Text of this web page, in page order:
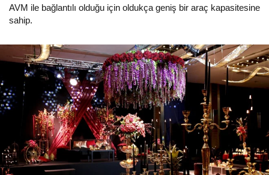
AVM ile bağlantılı olduğu için oldukça geniş bir araç kapasitesine
sahip.